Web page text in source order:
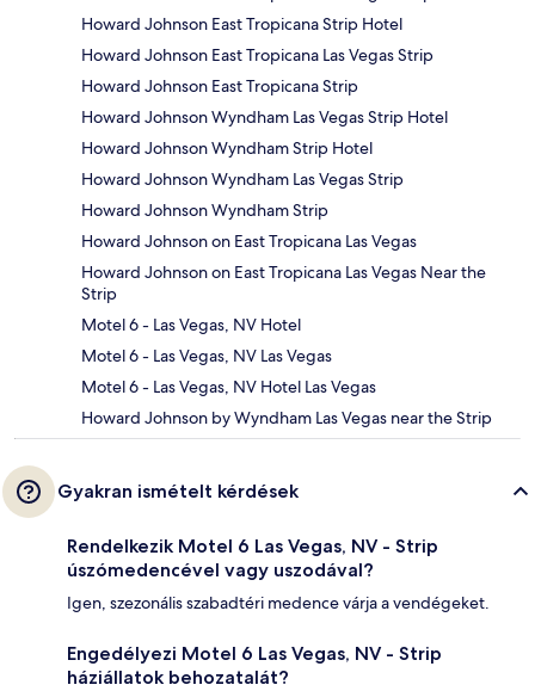
Howard Johnson East Tropicana Strip Hotel
Howard Johnson East Tropicana Las Vegas Strip
Howard Johnson East Tropicana Strip
Howard Johnson Wyndham Las Vegas Strip Hotel
Howard Johnson Wyndham Strip Hotel
Howard Johnson Wyndham Las Vegas Strip
Howard Johnson Wyndham Strip
Howard Johnson on East Tropicana Las Vegas
Howard Johnson on East Tropicana Las Vegas Near the
Strip
Motel 6 - Las Vegas, NV Hotel
Motel 6 - Las Vegas, NV Las Vegas
Motel 6 - Las Vegas, NV Hotel Las Vegas
Howard Johnson by Wyndham Las Vegas near the Strip
Gyakran ismételt kérdések
Rendelkezik Motel 6 Las Vegas, NV - Strip
úszómedencével vagy uszodával?
Igen, szezonális szabadtéri medence várja a vendégeket.
Engedélyezi Motel 6 Las Vegas, NV - Strip
háziállatok behozatalát?